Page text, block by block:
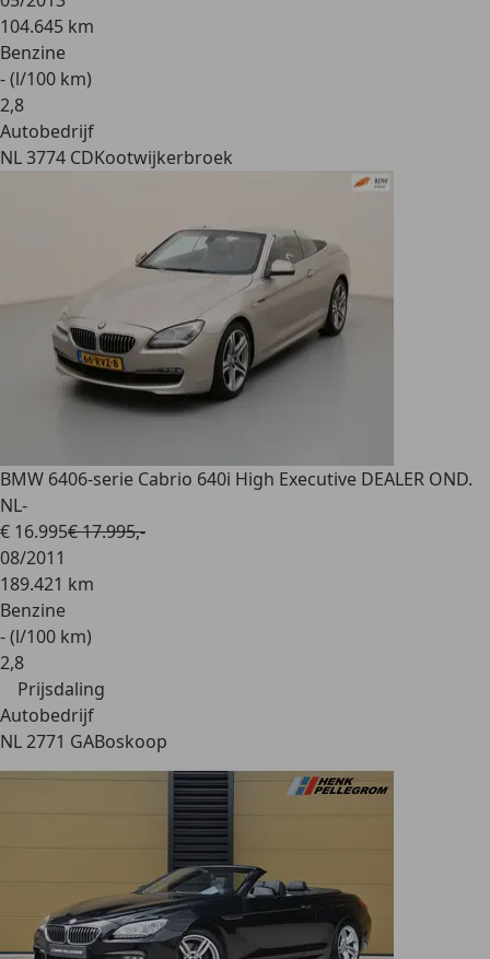
104.645 km
Benzine
- (l/100 km)
2,8
Autobedrijf
NL 3774 CDKootwijkerbroek
BMW 6406-serie Cabrio 640i High Executive DEALER OND.
NL-
€ 16.995€ 17.995,-
08/2011
189.421 km
Benzine
- (l/100 km)
2,8
Prijsdaling
Autobedrijf
NL 2771 GABoskoop